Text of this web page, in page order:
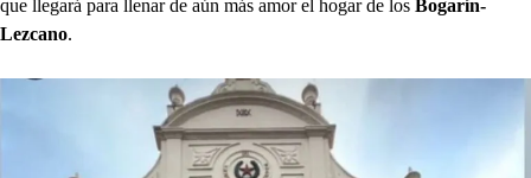
que llegará para llenar de aún más amor el hogar de los Bogarín-
Lezcano.